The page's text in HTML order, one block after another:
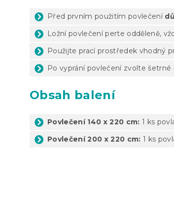
Před prvním použitím povlečení
Ložní povlečení perte odděleně,
Použijte prací prostředek vhodný
Po vyprání povlečení zvolte
Obsah balení
Povlečení 140 x 220 cm: 1 ks
Povlečení 200 x 220 cm: 1 ks